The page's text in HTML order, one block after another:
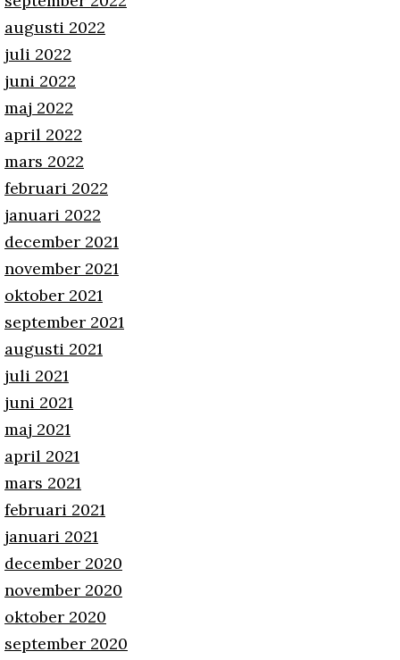
augusti 2022
juli 2022
juni 2022
maj 2022
april 2022
mars 2022
februari 2022
januari 2022
december 2021
november 2021
oktober 2021
september 2021
augusti 2021
juli 2021
juni 2021
maj 2021
april 2021
mars 2021
februari 2021
januari 2021
december 2020
november 2020
oktober 2020
september 2020